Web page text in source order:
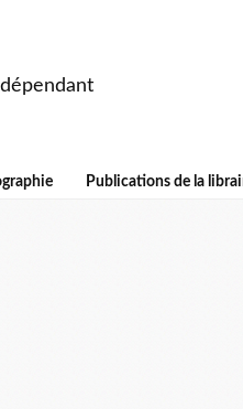
Publications de la